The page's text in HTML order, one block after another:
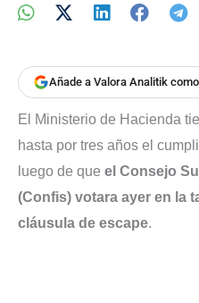
Añade a Valora Analitik
El Ministerio de Hacienda
hasta por tres años el
luego de que el Consejo
(Confis) votara ayer en la
cláusula de escape.